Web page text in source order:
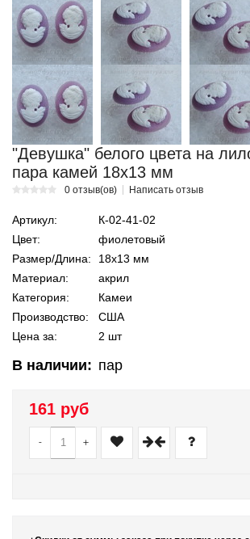
"Девушка" белого цвета на
пара камей 18х13 мм
0 отзыв(ов) Написать отзыв
Артикул:
К-02-41-02
Цвет:
фиолетовый
Размер/Длина:
18х13 мм
Материал:
акрил
Категория:
Камеи
Производство:
США
Цена за:
2 шт
В наличии: пар
161 руб
- +